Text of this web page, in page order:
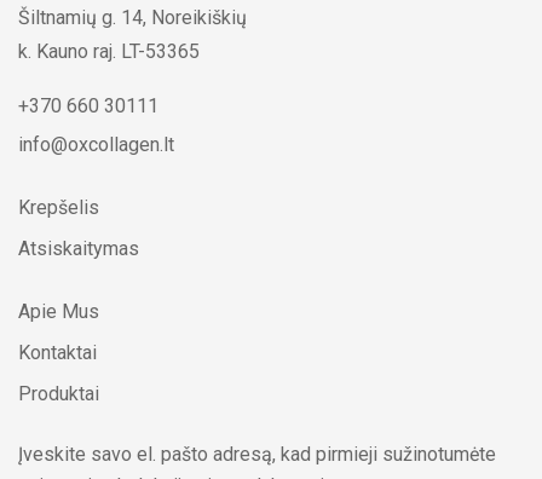
Šiltnamių g. 14, Noreikiškių
k. Kauno raj. LT-53365
+370 660 30111
info@oxcollagen.lt
Krepšelis
Atsiskaitymas
Apie Mus
Kontaktai
Produktai
Įveskite savo el. pašto adresą, kad pirmieji sužinotumėte